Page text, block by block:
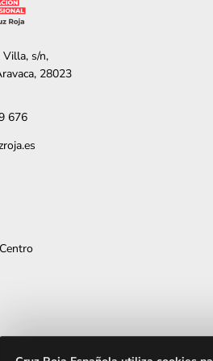
Villa, s/n,
28023
676